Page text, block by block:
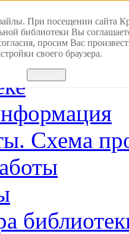
При посещении сайта
библиотеки Вы
просим Вас
своего браузера.
Схема